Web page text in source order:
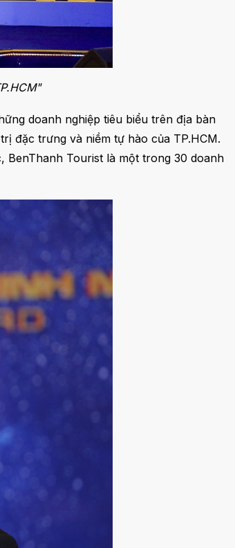
doanh nghiệp tiêu biểu trên địa bàn
đặc trưng và niềm tự hào của TP.HCM.
BenThanh Tourist là một trong 30 doanh